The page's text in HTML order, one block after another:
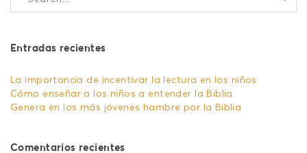
Entradas recientes
La importancia de incentivar la lectura en los niños
Cómo enseñar a los niños a entender la Biblia
Genera en los más jóvenes hambre por la Biblia
Comentarios recientes